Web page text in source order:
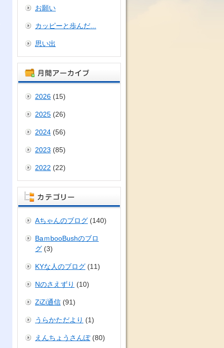
お願い
カッピーと歩んだ...
思い出
2026 (15)
2025 (26)
2024 (56)
2023 (85)
2022 (22)
Aちゃんのブログ (140)
BaｍbooBushのブロ
グ (3)
KYな人のブログ (11)
Nのさえずり (10)
ZiZi通信 (91)
うらかただより (1)
えんちょうさんぽ(80)